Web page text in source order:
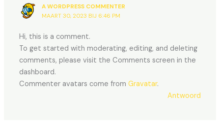
A WORDPRESS COMMENTER
MAART 30, 2023 BIJ 6:46 PM
Hi, this is a comment.
To get started with moderating, editing, and deleting
comments, please visit the Comments screen in the
dashboard.
Commenter avatars come fromGravatar.
Antwoord